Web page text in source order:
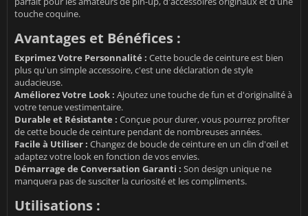
touche coquine.
Avantages et Bénéfices :
Exprimez Votre Personnalité : Cette boucle de ceinture est bien
plus qu'un simple accessoire, c'est une déclaration de style
audacieuse.
Améliorez Votre Look : Ajoutez une touche de fun et d'originalité à
votre tenue vestimentaire.
Durable et Résistante : Conçue pour durer, vous pourrez profiter
de cette boucle de ceinture pendant de nombreuses années.
Facile à Utiliser : Changez de boucle de ceinture en un clin d'œil et
adaptez votre look en fonction de vos envies.
Démarrage de Conversation Garanti : Son design unique ne
manquera pas de susciter la curiosité et les compliments.
Utilisations :